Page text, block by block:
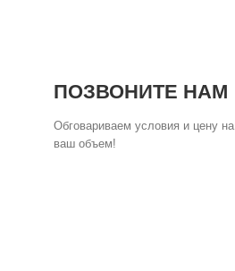
ПОЗВОНИТЕ НАМ
Обговариваем условия и цену на
ваш объем!